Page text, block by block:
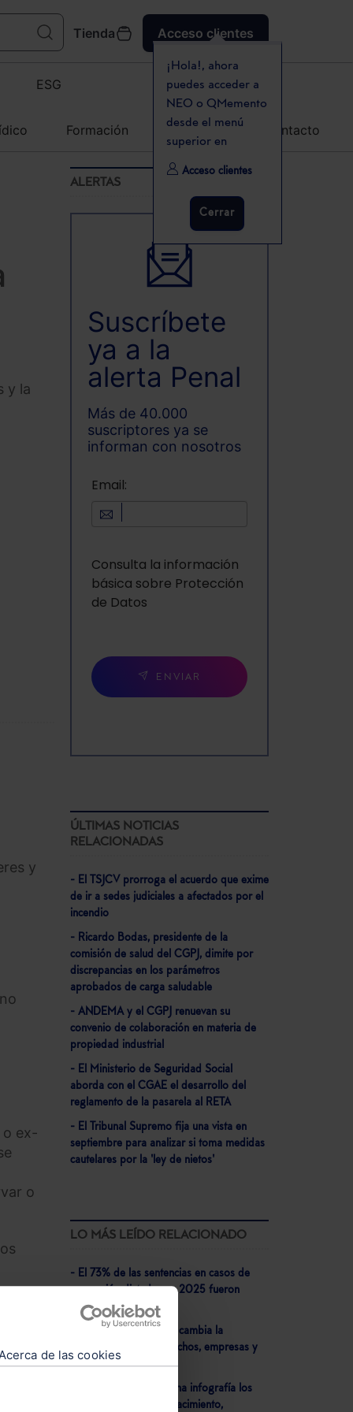
de las cookies
Tienda Acceso clientes
¡Hola!, ahora
puedes acceder a
NEO o QMemento
desde el menú
superior en
Acceso clientes
Cerrar
ESG
Formación Agenda Contacto
y la
y
o ex-
o
ALERTAS
Suscríbete
ya a la
alerta Penal
Más de 40.000
suscriptores ya se
informan con nosotros
Email:
Consulta la información
básica sobre Protección
de Datos
ENVIAR
ÚLTIMAS NOTICIAS
RELACIONADAS
- El TSJCV prorroga el acuerdo que exime
de ir a sedes judiciales a afectados por el
incendio
- Ricardo Bodas, presidente de la
comisión de salud del CGPJ, dimite por
discrepancias en los parámetros
aprobados de carga saludable
- ANDEMA y el CGPJ renuevan su
convenio de colaboración en materia de
propiedad industrial
- El Ministerio de Seguridad Social
aborda con el CGAE el desarrollo del
reglamento de la pasarela al RETA
- El Tribunal Supremo fija una vista en
septiembre para analizar si toma medidas
cautelares por la 'ley de nietos'
LO MÁS LEÍDO RELACIONADO
- El 73% de las sentencias en casos de
corrupción dictadas en 2025 fueron
condenatorias
- Veri*Factu 2026: Así cambia la
facturación para despachos, empresas y
negocios autónomos
- Lefebvre detalla en una infografía los
nuevos permisos por nacimiento,